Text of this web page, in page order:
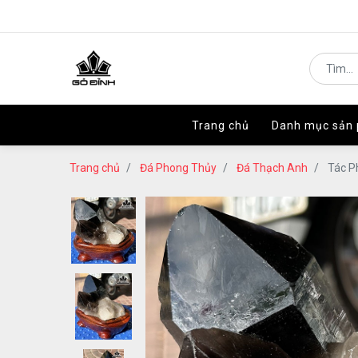
Trang chủ Danh mục sản
Trang chủ Danh mục sản
Trang chủ Đá Phong Thủy Đá Thạch Anh Tác